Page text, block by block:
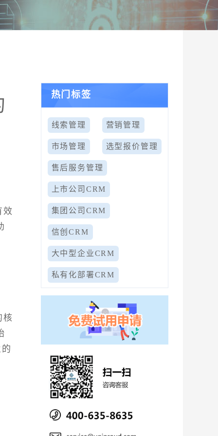
效
核
热门标签
线索管理 营销管理
市场管理 选型报价管理
售后服务管理
上市公司CRM
集团公司CRM
信创CRM
大中型企业CRM
私有化部署CRM